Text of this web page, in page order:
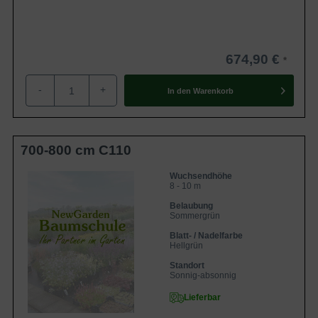
674,90 €
- + In den Warenkorb
700-800 cm C110
Wuchsendhöhe
8 - 10 m
Belaubung
Sommergrün
Blatt- / Nadelfarbe
Hellgrün
Standort
Sonnig-absonnig
Lieferbar